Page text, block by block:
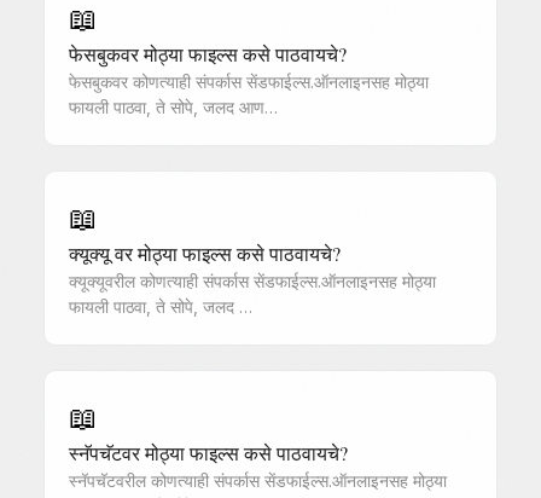
📖
फेसबुकवर मोठ्या फाइल्स कसे पाठवायचे?
फेसबुकवर कोणत्याही संपर्कास सेंडफाईल्स.ऑनलाइनसह मोठ्या
फायली पाठवा, ते सोपे, जलद आण…
📖
क्यूक्यू वर मोठ्या फाइल्स कसे पाठवायचे?
क्यूक्यूवरील कोणत्याही संपर्कास सेंडफाईल्स.ऑनलाइनसह मोठ्या
फायली पाठवा, ते सोपे, जलद …
📖
स्नॅपचॅटवर मोठ्या फाइल्स कसे पाठवायचे?
स्नॅपचॅटवरील कोणत्याही संपर्कास सेंडफाईल्स.ऑनलाइनसह मोठ्या